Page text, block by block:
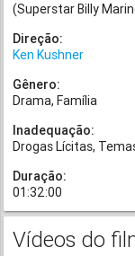
(Superstar Billy
Direção:
Ken Kushner
Gênero:
Drama Família
Inadequação:
Drogas Lícitas
Duração:
01:32:00
Vídeos do